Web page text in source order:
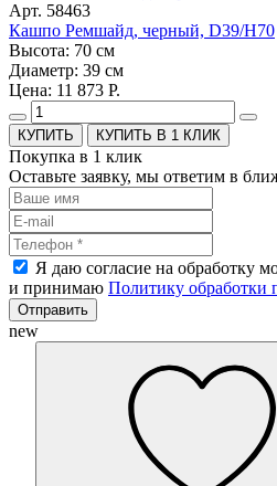
Арт. 58463
Кашпо Ремшайд, черный, D39/H70
Высота: 70 см
Диаметр: 39 см
Цена: 11 873 Р.
КУПИТЬ В 1 КЛИК
Покупка в 1 клик
Оставьте заявку, мы ответим в
Я даю согласие на обработку
и принимаю Политику обработки
Отправить
new